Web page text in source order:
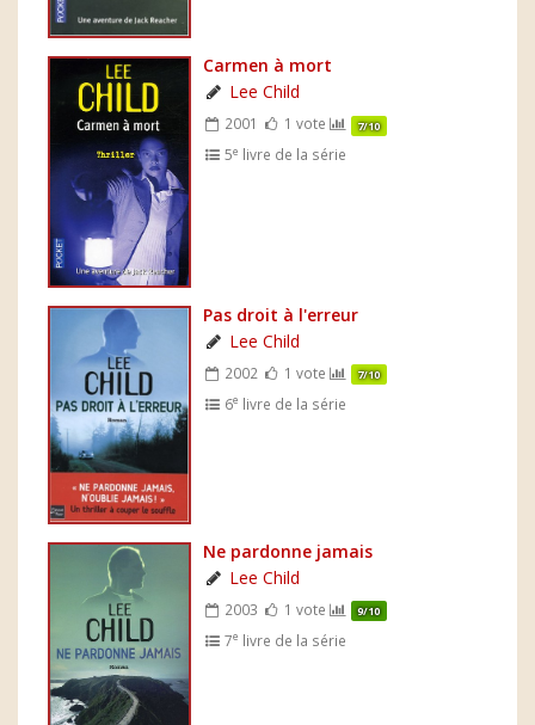
Carmen à mort
Lee Child
2001 1 vote 7/10
5e livre de la série
Pas droit à l'erreur
Lee Child
2002 1 vote 7/10
6e livre de la série
Ne pardonne jamais
Lee Child
2003 1 vote 9/10
7e livre de la série